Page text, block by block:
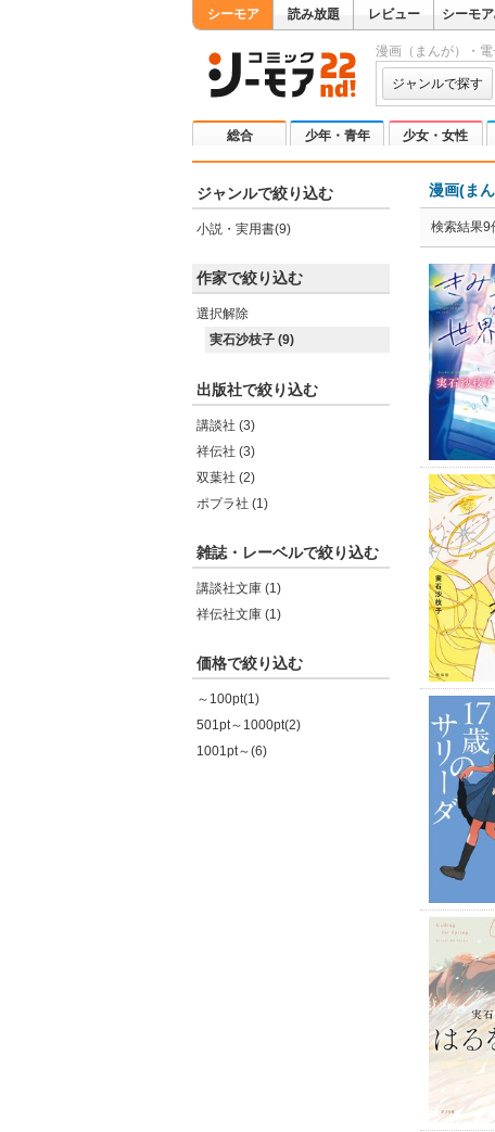
シーモア 読み放題 レビュー シーモ
漫画（まんが）・
ジャンルで探す
総合 少年・青年 少女・女性
ジャンルで絞り込む
小説・実用書(9)
作家で絞り込む
選択解除
実石沙枝子 (9)
出版社で絞り込む
講談社 (3)
祥伝社 (3)
双葉社 (2)
ポプラ社 (1)
雑誌・レーベルで絞り込む
講談社文庫 (1)
祥伝社文庫 (1)
価格で絞り込む
～100pt(1)
501pt～1000pt(2)
1001pt～(6)
漫画(ま
検索結果9